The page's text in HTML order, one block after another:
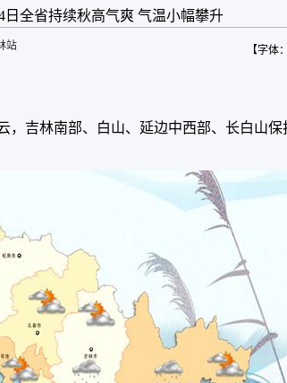
日全省持续秋高气爽 气温小幅攀升
【字体：
站
，吉林南部、白山、延边中西部、长白山保